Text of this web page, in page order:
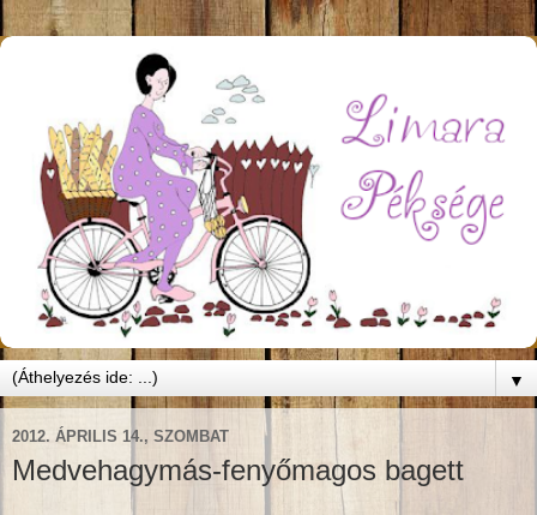
▼
2012. ÁPRILIS 14., SZOMBAT
Medvehagymás-fenyőmagos bagett